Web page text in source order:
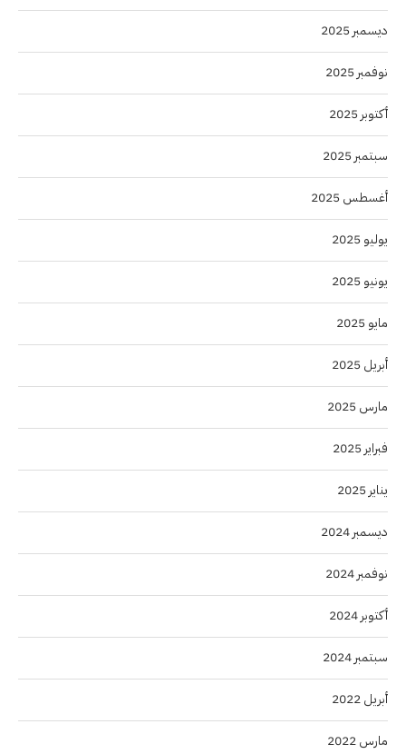
ديسمبر 2025
نوفمبر 2025
أكتوبر 2025
سبتمبر 2025
أغسطس 2025
يوليو 2025
يونيو 2025
مايو 2025
أبريل 2025
مارس 2025
فبراير 2025
يناير 2025
ديسمبر 2024
نوفمبر 2024
أكتوبر 2024
سبتمبر 2024
أبريل 2022
مارس 2022